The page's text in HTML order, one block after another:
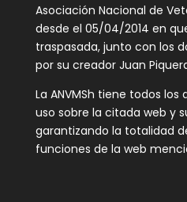
Asociación Nacional de
desde el 05/04/2014 en
traspasada, junto con los
por su creador Juan
La ANVMSh tiene todos
uso sobre la citada web y
garantizando la totalidad
funciones de la web